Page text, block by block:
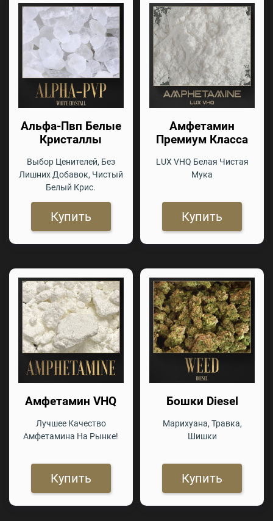
Альфа-Пвп Белые
Кристаллы
Выбор Ценителей, Без
Лишних Добавок, Чистый
Белый Крис.
Купить
Амфетамин
Премиум Класса
LUX VHQ Белая Чистая
Мука
Купить
Амфетамин VHQ
Лучшее Качество
Амфетамина На Рынке!
Купить
Бошки Diesel
Марихуана, Травка,
Шишки
Купить